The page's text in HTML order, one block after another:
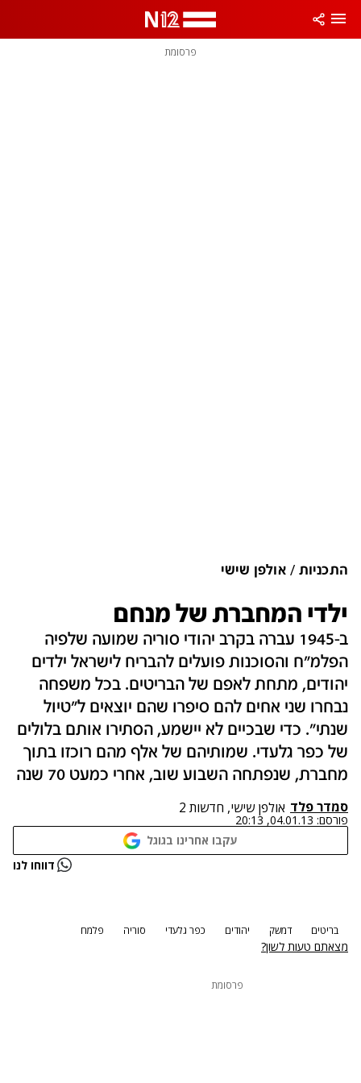
פרסומת
התכניות אולפן שישי
ילדי המחברת של מנחם
ב-1945 עברה בקרב יהודי סוריה שמועה שלפיה
הפלמ״ח והסוכנות פועלים להבריח לישראל ילדים
יהודים, מתחת לאפם של הבריטים. בכל משפחה
נבחרו שני אחים להם סיפרו שהם יוצאים ל"טיול
שנתי". כדי שבכיים לא יישמע, הסתירו אותם בלולים
של כפר גלעדי. שמותיהם של אלף מהם רוכזו בתוך
מחברת, שנפתחה השבוע שוב, אחרי כמעט 70 שנה
סמדר פלד אולפן שישי, חדשות 2
פורסם: 04.01.13, 20:13
עקבו אחרינו בגוגל
נתקלנו בבעיה דווחו לנו
בריטים דמשק יהודים כפר גלעדי סוריה פלמח
מצאתם טעות לשון?
פרסומת